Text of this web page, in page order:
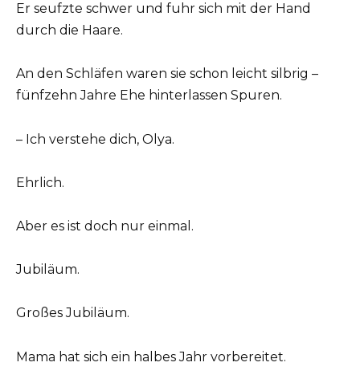
Er seufzte schwer und fuhr sich mit der Hand
durch die Haare.
An den Schläfen waren sie schon leicht silbrig –
fünfzehn Jahre Ehe hinterlassen Spuren.
– Ich verstehe dich, Olya.
Ehrlich.
Aber es ist doch nur einmal.
Jubiläum.
Großes Jubiläum.
Mama hat sich ein halbes Jahr vorbereitet.